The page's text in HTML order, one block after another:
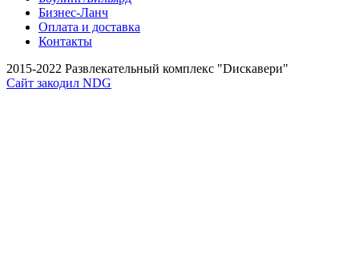
Бизнес-Ланч
Оплата и доставка
Контакты
2015-2022 Развлекательный комплекс "Dискавери"
Сайт закодил NDG